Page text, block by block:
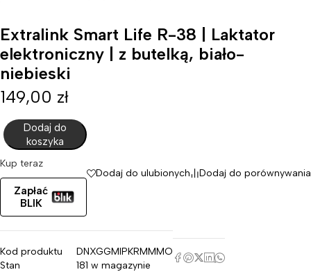
Extralink Smart Life R-38 | Laktator
elektroniczny | z butelką, biało-
niebieski
149,00 zł
Dodaj do
koszyka
Kup teraz
Zapłać
BLIK
Dodaj do ulubionych Dodaj do porównywania
Kod produktu
DNXGGMIPKRMMMO
Stan
181 w magazynie